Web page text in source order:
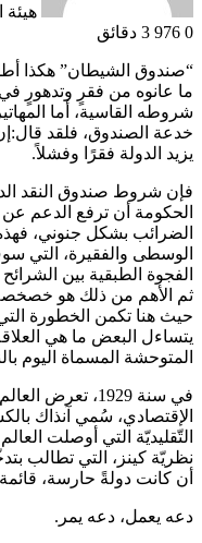
هيئة
0
3 دقائق
“صندوق الشيطان” هكذا
ما عانوه من فقرٍ وتدهورٍ
شروطه القاسية، أما
خدعة الصندوق، فلقد
يزيد الدولة فقرًا وفشلاً.
فإن شروط صندوق النقد
الحكومة أن ترفع الدعم عن
الضرائب بشكل جنوني،
الوسطى والفقيرة، التي
الفجوة الطبقية بين
ثم الأهم من ذلك هو خصخصة
حيث هنا تكمن الخطورة
يتساءل البعض ما هي
المتوحشة المسماة اليوم
في سنة 1929،
الإقتصادي، سُمي آنذاك
التّقليديّة التي أوصلت
نظريّة كينز، التي تطالب
أن كانت دولةً حارسة،
دعه يعمل، دعه يمر.